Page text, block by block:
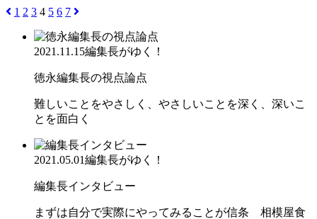
1 2 3 4 5 6 7
2021.11.15編集長がゆく！
徳永編集長の視点論点
難しいことをやさしく、やさしいことを深く、深いこ
とを面白く
2021.05.01編集長がゆく！
編集長インタビュー
まずは自分で実際にやってみることが信条 相模屋食